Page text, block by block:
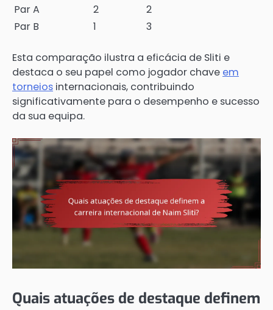
Par A
2
2
Par B
1 3
Esta comparação ilustra a eficácia de Sliti e
destaca o seu papel como jogador chave em
torneios internacionais, contribuindo
significativamente para o desempenho e sucesso
da sua equipa.
Quais atuações de destaque definem